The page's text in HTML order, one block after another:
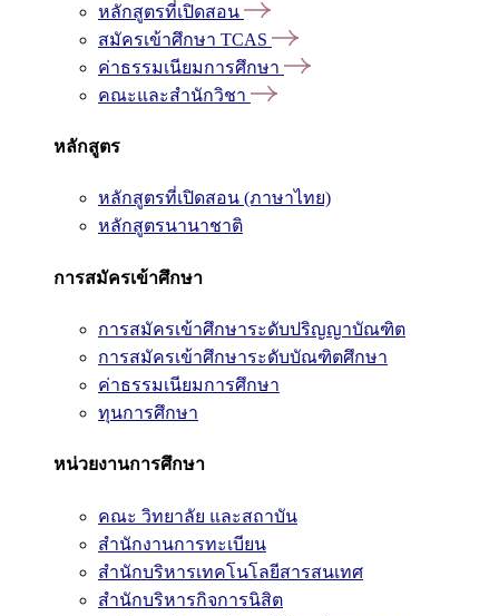
หลักสูตรที่เปิดสอน
สมัครเข้าศึกษา TCAS
ค่าธรรมเนียมการศึกษา
คณะและสำนักวิชา
หลักสูตร
หลักสูตรที่เปิดสอน (ภาษาไทย)
หลักสูตรนานาชาติ
การสมัครเข้าศึกษา
การสมัครเข้าศึกษาระดับปริญญาบัณฑิต
การสมัครเข้าศึกษาระดับบัณฑิตศึกษา
ค่าธรรมเนียมการศึกษา
ทุนการศึกษา
หน่วยงานการศึกษา
คณะ วิทยาลัย และสถาบัน
สำนักงานการทะเบียน
สำนักบริหารเทคโนโลยีสารสนเทศ
สำนักบริหารกิจการนิสิต